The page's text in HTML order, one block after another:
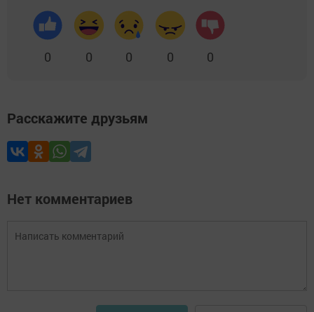
0 0 0 0 0
Расскажите друзьям
Нет комментариев